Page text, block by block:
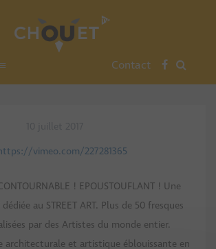
≡ Contact
vimeo.com/227281365
! EPOUSTOUFLANT ! Une
au STREET ART. Plus de 50 fresques
par des Artistes du monde entier.
architecturale et artistique éblouissante en